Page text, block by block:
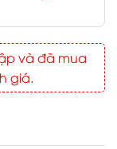
và đã mua
giá.